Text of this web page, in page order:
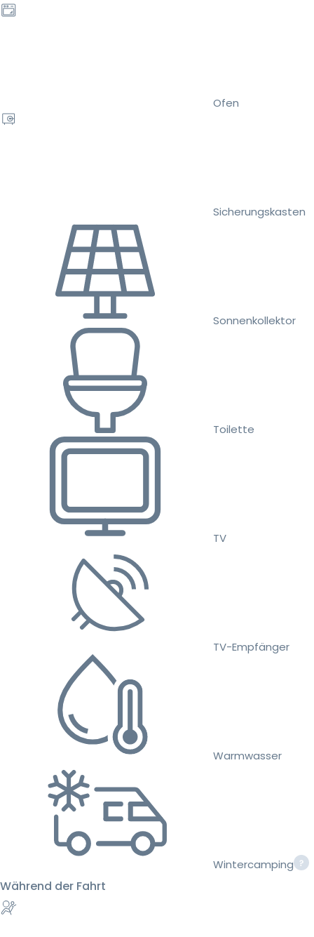
Ofen
Sicherungskasten
Sonnenkollektor
Toilette
TV
TV-Empfänger
Warmwasser
Wintercamping
Während der Fahrt